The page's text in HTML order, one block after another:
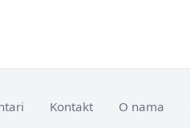
Kontakt O nama